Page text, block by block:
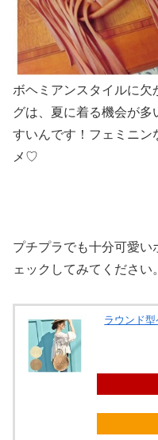
ボヘミアンスタイルに欠
グは、夏に着る機会が
すいんです！フェミニン
メ♡
プチプラでも十分可愛い
ェックしてみてください。
ラウンド